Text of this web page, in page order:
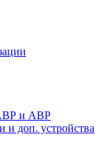
и АВР
и доп. устройства